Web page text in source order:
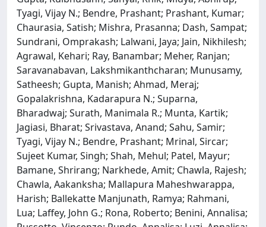
Tyagi, Vijay N.; Bendre, Prashant; Prashant, Kumar;
Chaurasia, Satish; Mishra, Prasanna; Dash, Sampat;
Sundrani, Omprakash; Lalwani, Jaya; Jain, Nikhilesh;
Agrawal, Kehari; Ray, Banambar; Meher, Ranjan;
Saravanabavan, Lakshmikanthcharan; Munusamy,
Satheesh; Gupta, Manish; Ahmad, Meraj;
Gopalakrishna, Kadarapura N.; Suparna,
Bharadwaj; Surath, Manimala R.; Munta, Kartik;
Jagiasi, Bharat; Srivastava, Anand; Sahu, Samir;
Tyagi, Vijay N.; Bendre, Prashant; Mrinal, Sircar;
Sujeet Kumar, Singh; Shah, Mehul; Patel, Mayur;
Bamane, Shrirang; Narkhede, Amit; Chawla, Rajesh;
Chawla, Aakanksha; Mallapura Maheshwarappa,
Harish; Ballekatte Manjunath, Ramya; Rahmani,
Lua; Laffey, John G.; Rona, Roberto; Benini, Annalisa;